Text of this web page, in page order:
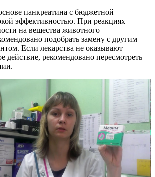
панкреатина с бюджетной
эффективностью. При реакциях
на вещества животного
подобрать замену с другим
Если лекарства не оказывают
действие, рекомендовано пересмотреть